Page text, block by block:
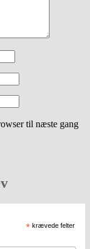
til næste gang
* krævede felter